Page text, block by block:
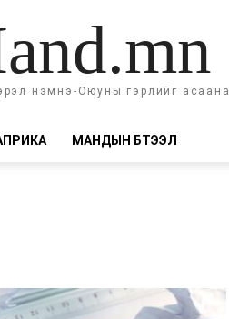
нэмнэ-Оюуны гэрлийг асаана
МАНДЫН БҮТЭЭЛ